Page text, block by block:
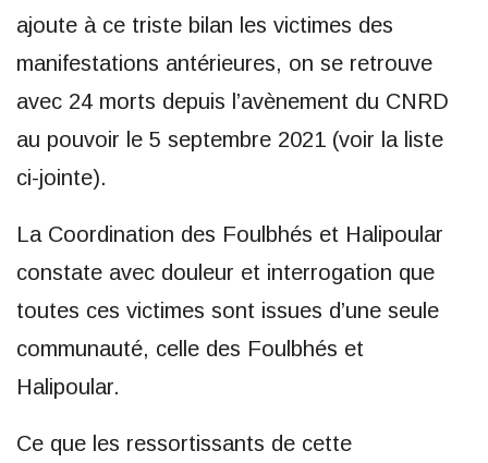
ajoute à ce triste bilan les victimes des
manifestations antérieures, on se retrouve
avec 24 morts depuis l’avènement du CNRD
au pouvoir le 5 septembre 2021 (voir la liste
ci-jointe).
La Coordination des Foulbhés et Halipoular
constate avec douleur et interrogation que
toutes ces victimes sont issues d’une seule
communauté, celle des Foulbhés et
Halipoular.
Ce que les ressortissants de cette